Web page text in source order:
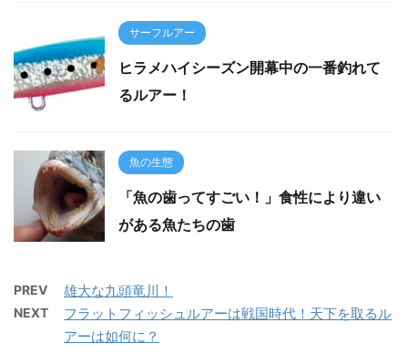
サーフルアー
ヒラメハイシーズン開幕中の一番釣れて
るルアー！
魚の生態
「魚の歯ってすごい！」食性により違い
がある魚たちの歯
PREV 雄大な九頭竜川！
NEXT
フラットフィッシュルアーは戦国時代！天下を取るル
アーは如何に？